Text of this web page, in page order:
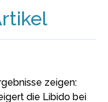
zeigen:
die Libido bei